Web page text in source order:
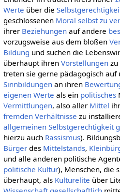
Werte über die
geschlossenen Moral selbst zu
ihrer Beziehungenauf andere
vorzugsweise aus dem bloßen
Bildung und suchen die
überhaupt ihren Vorstellungenzu
treten sie gerne pädagogisch auf
Sinnbildungenan ihren
eigenen Werte als ein politisches
Vermittlungen, also aller Mittel
fremden Verhältnisse zu
allgemeinen Selbstgerechtigkeit
hierzu auch Rassismus).
Bürgerdes Mittelstands,
und alle anderen politische
politische Kultur), Menschen, die
überhaupt, als Kulturelite über